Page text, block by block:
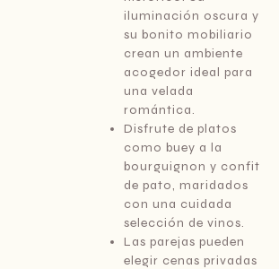
iluminación oscura y
su bonito mobiliario
crean un ambiente
acogedor ideal para
una velada
romántica.
Disfrute de platos
como buey a la
bourguignon y confit
de pato, maridados
con una cuidada
selección de vinos.
Las parejas pueden
elegir cenas privadas